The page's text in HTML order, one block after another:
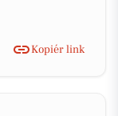
Kopiér link